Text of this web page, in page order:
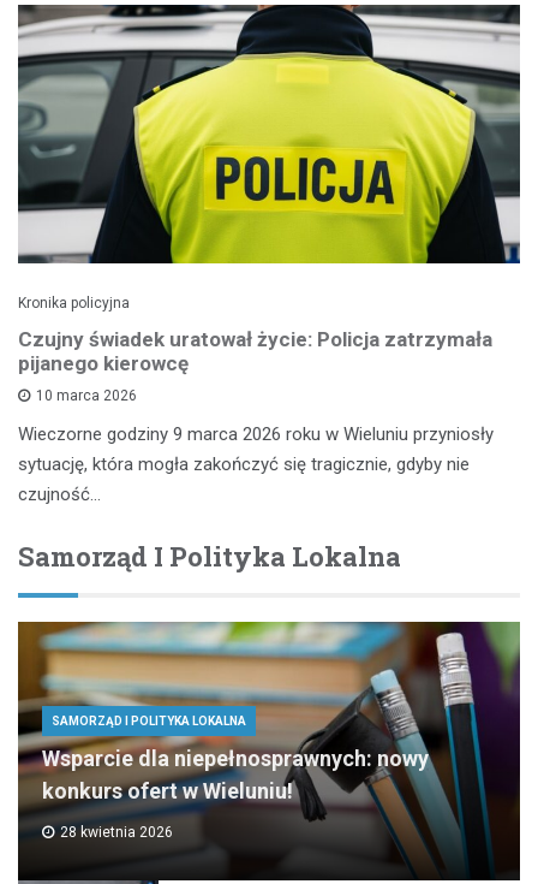
Kronika policyjna
Czujny świadek uratował życie: Policja zatrzymała
pijanego kierowcę
10 marca 2026
Wieczorne godziny 9 marca 2026 roku w Wieluniu przyniosły
sytuację, która mogła zakończyć się tragicznie, gdyby nie
czujność…
Samorząd I Polityka Lokalna
SAMORZĄD I POLITYKA LOKALNA
Wsparcie dla niepełnosprawnych: nowy
konkurs ofert w Wieluniu!
28 kwietnia 2026